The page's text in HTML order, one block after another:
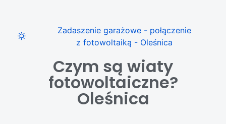
Zadaszenie garażowe - połączenie
z fotowoltaiką - Oleśnica
Czym są wiaty
fotowoltaiczne?
Oleśnica